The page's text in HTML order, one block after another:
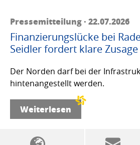
Pressemitteilung · 22.07.2026
Finanzierungslücke bei
Seidler fordert klare
Der Norden darf bei der
hintenangestellt werden.
Weiterlesen